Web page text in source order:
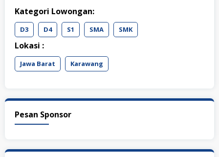
Kategori Lowongan:
D3 D4 S1 SMA SMK
Lokasi :
Jawa Barat Karawang
Pesan Sponsor